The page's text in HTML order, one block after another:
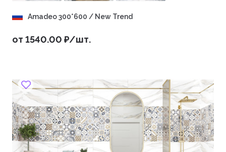
Amadeo 300*600 / New Trend
от 1540.00 ₽/шт.